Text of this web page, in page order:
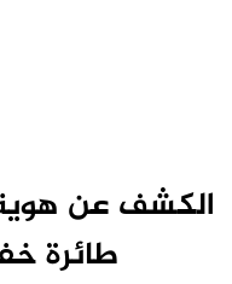
الكشف عن
طائرة